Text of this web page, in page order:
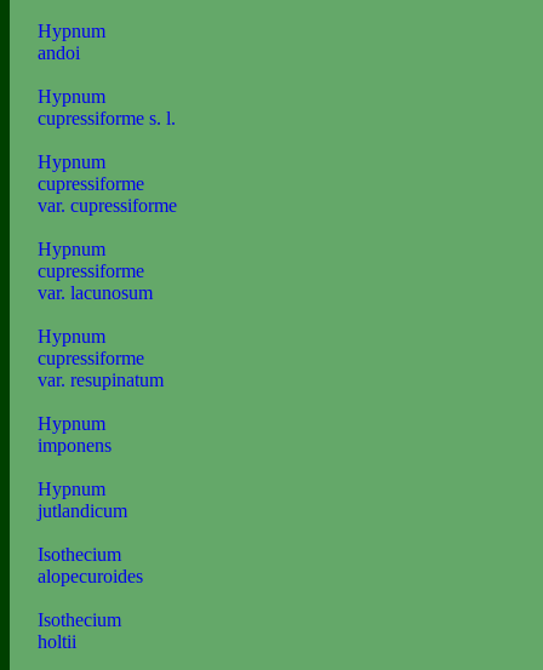
Hypnum
andoi
Hypnum
cupressiforme s. l.
Hypnum
cupressiforme
var. cupressiforme
Hypnum
cupressiforme
var. lacunosum
Hypnum
cupressiforme
var. resupinatum
Hypnum
imponens
Hypnum
jutlandicum
Isothecium
alopecuroides
Isothecium
holtii